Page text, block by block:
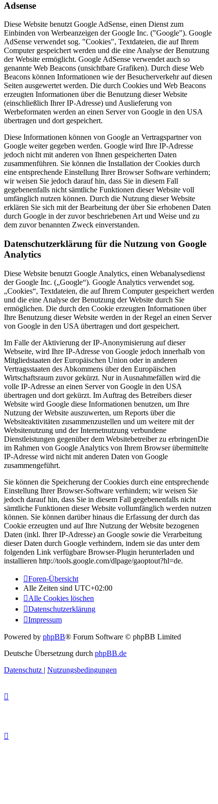
Adsense
Diese Website benutzt Google AdSense, einen Dienst zum
Einbinden von Werbeanzeigen der Google Inc. ("Google"). Google
AdSense verwendet sog. "Cookies", Textdateien, die auf Ihrem
Computer gespeichert werden und die eine Analyse der Benutzung
der Website ermöglicht. Google AdSense verwendet auch so
genannte Web Beacons (unsichtbare Grafiken). Durch diese Web
Beacons können Informationen wie der Besucherverkehr auf diesen
Seiten ausgewertet werden. Die durch Cookies und Web Beacons
erzeugten Informationen über die Benutzung dieser Website
(einschließlich Ihrer IP-Adresse) und Auslieferung von
Werbeformaten werden an einen Server von Google in den USA
übertragen und dort gespeichert.
Diese Informationen können von Google an Vertragspartner von
Google weiter gegeben werden. Google wird Ihre IP-Adresse
jedoch nicht mit anderen von Ihnen gespeicherten Daten
zusammenführen. Sie können die Installation der Cookies durch
eine entsprechende Einstellung Ihrer Browser Software verhindern;
wir weisen Sie jedoch darauf hin, dass Sie in diesem Fall
gegebenenfalls nicht sämtliche Funktionen dieser Website voll
umfänglich nutzen können. Durch die Nutzung dieser Website
erklären Sie sich mit der Bearbeitung der über Sie erhobenen Daten
durch Google in der zuvor beschriebenen Art und Weise und zu
dem zuvor benannten Zweck einverstanden.
Datenschutzerklärung für die Nutzung von Google
Analytics
Diese Website benutzt Google Analytics, einen Webanalysedienst
der Google Inc. („Google“). Google Analytics verwendet sog.
„Cookies“, Textdateien, die auf Ihrem Computer gespeichert werden
und die eine Analyse der Benutzung der Website durch Sie
ermöglichen. Die durch den Cookie erzeugten Informationen über
Ihre Benutzung dieser Website werden in der Regel an einen Server
von Google in den USA übertragen und dort gespeichert.
Im Falle der Aktivierung der IP-Anonymisierung auf dieser
Webseite, wird Ihre IP-Adresse von Google jedoch innerhalb von
Mitgliedstaaten der Europäischen Union oder in anderen
Vertragsstaaten des Abkommens über den Europäischen
Wirtschaftsraum zuvor gekürzt. Nur in Ausnahmefällen wird die
volle IP-Adresse an einen Server von Google in den USA
übertragen und dort gekürzt. Im Auftrag des Betreibers dieser
Website wird Google diese Informationen benutzen, um Ihre
Nutzung der Website auszuwerten, um Reports über die
Websiteaktivitäten zusammenzustellen und um weitere mit der
Websitenutzung und der Internetnutzung verbundene
Dienstleistungen gegenüber dem Websitebetreiber zu erbringenDie
im Rahmen von Google Analytics von Ihrem Browser übermittelte
IP-Adresse wird nicht mit anderen Daten von Google
zusammengeführt.
Sie können die Speicherung der Cookies durch eine entsprechende
Einstellung Ihrer Browser-Software verhindern; wir weisen Sie
jedoch darauf hin, dass Sie in diesem Fall gegebenenfalls nicht
sämtliche Funktionen dieser Website vollumfänglich werden nutzen
können. Sie können darüber hinaus die Erfassung der durch das
Cookie erzeugten und auf Ihre Nutzung der Website bezogenen
Daten (inkl. Ihrer IP-Adresse) an Google sowie die Verarbeitung
dieser Daten durch Google verhindern, indem sie das unter dem
folgenden Link verfügbare Browser-Plugin herunterladen und
installieren http://tools.google.com/dlpage/gaoptout?hl=de.
Foren-Übersicht
Alle Zeiten sind UTC+02:00
Alle Cookies löschen
Datenschutzerklärung
Impressum
Powered by phpBB® Forum Software © phpBB Limited
Deutsche Übersetzung durch phpBB.de
Datenschutz | Nutzungsbedingungen